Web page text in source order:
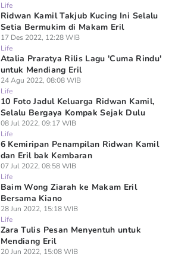
Life
Ridwan Kamil Takjub Kucing Ini Selalu
Setia Bermukim di Makam Eril
17 Des 2022, 12:28 WIB
Life
Atalia Praratya Rilis Lagu 'Cuma Rindu'
untuk Mendiang Eril
24 Agu 2022, 08:08 WIB
Life
10 Foto Jadul Keluarga Ridwan Kamil,
Selalu Bergaya Kompak Sejak Dulu
08 Jul 2022, 09:17 WIB
Life
6 Kemiripan Penampilan Ridwan Kamil
dan Eril bak Kembaran
07 Jul 2022, 08:58 WIB
Life
Baim Wong Ziarah ke Makam Eril
Bersama Kiano
28 Jun 2022, 15:18 WIB
Life
Zara Tulis Pesan Menyentuh untuk
Mendiang Eril
20 Jun 2022, 15:08 WIB